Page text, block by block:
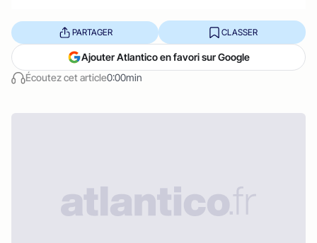
Écoutez cet article0:00min
PARTAGER CLASSER
Ajouter Atlantico en favori sur Google